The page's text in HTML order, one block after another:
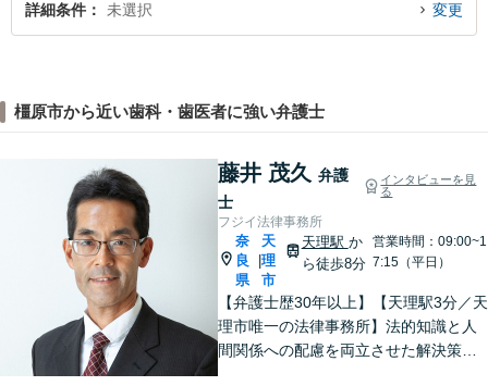
詳細条件 未選択 変更
橿原市から近い歯科・歯医者に強い弁護士
藤井 茂久 弁護
士
インタビューを見
る
フジイ法律事務所
奈
良
県
天
理
市
天理駅 か
ら徒歩8分
営業時間：09:00~1
7:15（平日）
【弁護士歴30年以上】【天理駅3分／天
理市唯一の法律事務所】法的知識と人
間関係への配慮を両立させた解決策を